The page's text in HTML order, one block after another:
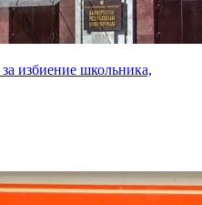
избиение школьника,